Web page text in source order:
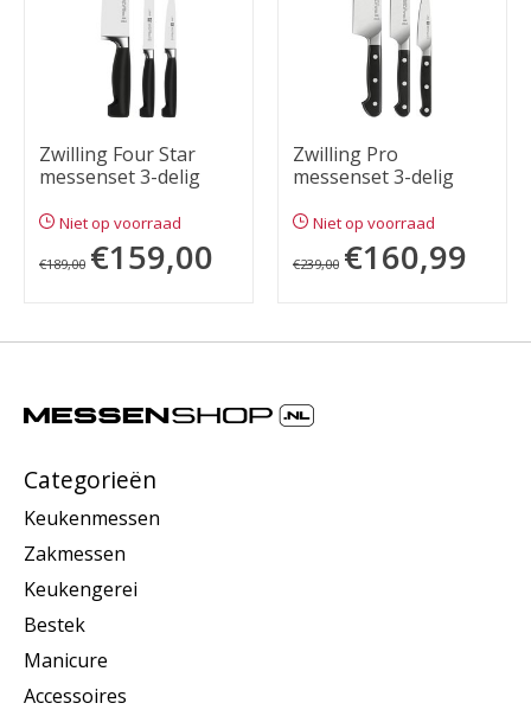
Zwilling Four Star
messenset 3-delig
Niet op voorraad
€189,00 €159,00
Zwilling Pro
messenset 3-delig
Niet op voorraad
€239,00 €160,99
Categorieën
Keukenmessen
Zakmessen
Keukengerei
Bestek
Manicure
Accessoires